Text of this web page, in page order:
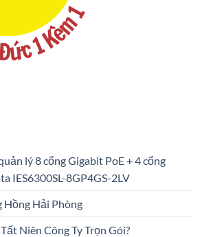
lý 8 cổng Gigabit PoE + 4 cổng
IES6300SL-8GP4GS-2LV
Hải Phòng
Niên Công Ty Trọn Gói?